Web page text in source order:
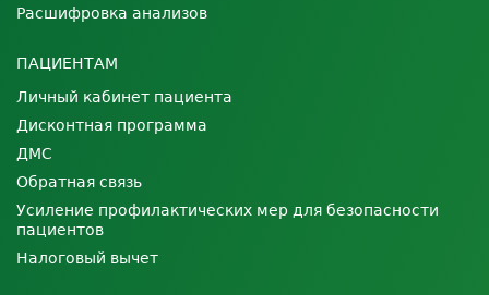
Расшифровка анализов
ПАЦИЕНТАМ
Личный кабинет пациента
Дисконтная программа
ДМС
Обратная связь
Усиление профилактических мер для безопасности
пациентов
Налоговый вычет